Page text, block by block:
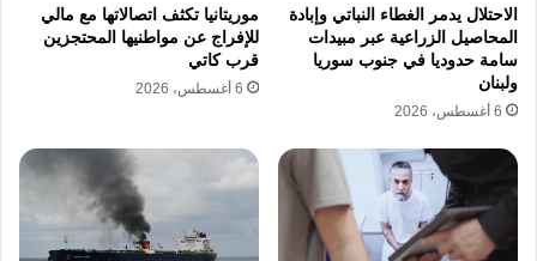
وتمنع المواطنين الفلسطينيين من الاقتراب منه أو
استغلال أراضيهم الزراعية فيه.
ووفقاً لشهادات حية أدلى بها شهود عيان من قلب
الإسرائيلية المكعبات الإسمنتية الضخمة التي ترمز
إلى هذا الخط نحو جهة الغرب لمسافة تقارب 150
الاحتلال يدمر الغطاء النباتي وإبادة
المحاصيل الزراعية عبر مبيدات
سامة حدوديا في جنوب سوريا
ولبنان
6 أغسطس، 2026
موريتانيا تكثف اتصالاتها مع مالي
للإفراج عن مواطنيها المحتجزين
قرب كاتي
6 أغسطس، 2026